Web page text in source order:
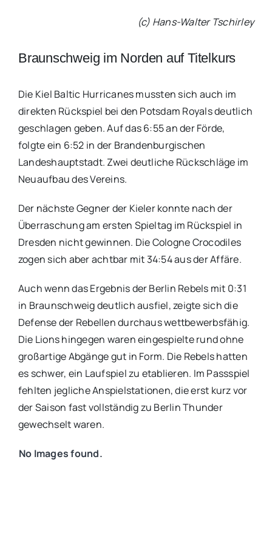
(c) Hans-Walter Tschirley
Braunschweig im Norden auf Titelkurs
Die Kiel Baltic Hurricanes mussten sich auch im
direkten Rückspiel bei den Potsdam Royals deutlich
geschlagen geben. Auf das 6:55 an der Förde,
folgte ein 6:52 in der Brandenburgischen
Landeshauptstadt. Zwei deutliche Rückschläge im
Neuaufbau des Vereins.
Der nächste Gegner der Kieler konnte nach der
Überraschung am ersten Spieltag im Rückspiel in
Dresden nicht gewinnen. Die Cologne Crocodiles
zogen sich aber achtbar mit 34:54 aus der Affäre.
Auch wenn das Ergebnis der Berlin Rebels mit 0:31
in Braunschweig deutlich ausfiel, zeigte sich die
Defense der Rebellen durchaus wettbewerbsfähig.
Die Lions hingegen waren eingespielte rund ohne
großartige Abgänge gut in Form. Die Rebels hatten
es schwer, ein Laufspiel zu etablieren. Im Passspiel
fehlten jegliche Anspielstationen, die erst kurz vor
der Saison fast vollständig zu Berlin Thunder
gewechselt waren.
No Images found.